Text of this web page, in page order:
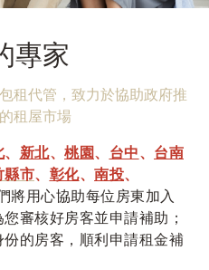
專家
租代管，致力於協助政府推
租屋市場
、 新北、 桃園、 台中、 台南
縣市、 彰化、 南投、
將用心協助每位房東加入
審核好房客並申請補助；
的房客，順利申請租金補